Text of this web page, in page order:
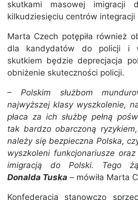
skutkami masowej imigracji
kilkudziesięciu centrów integracji
Marta Czech potępiła również
dla kandydatów do policji i
skutkiem będzie deprecjacja
obniżenie skuteczności policji.
– Polskim służbom
najwyższej klasy wyszkolenie,
płaca za ich służbę pełną
tak bardzo obarczoną
należy się bezpieczna Polska,
wyszkoleni funkcjonariusze
imigracją do Polski. Tego
Donalda Tuska – mówiła Marta
Konfederacja stanowczo